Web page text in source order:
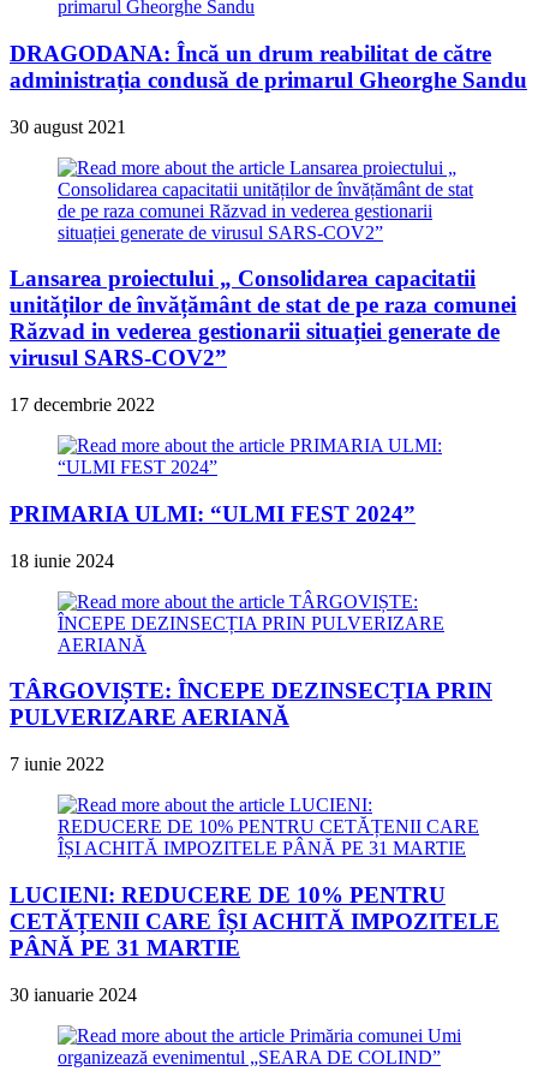
DRAGODANA: Încă un drum reabilitat de către
administrația condusă de primarul Gheorghe Sandu
30 august 2021
Lansarea proiectului „ Consolidarea capacitatii
unităților de învățământ de stat de pe raza comunei
Răzvad in vederea gestionarii situației generate de
virusul SARS-COV2”
17 decembrie 2022
PRIMARIA ULMI: “ULMI FEST 2024”
18 iunie 2024
TÂRGOVIȘTE: ÎNCEPE DEZINSECȚIA PRIN
PULVERIZARE AERIANĂ
7 iunie 2022
LUCIENI: REDUCERE DE 10% PENTRU
CETĂȚENII CARE ÎȘI ACHITĂ IMPOZITELE
PÂNĂ PE 31 MARTIE
30 ianuarie 2024